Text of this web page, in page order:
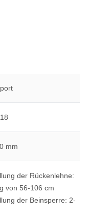
mm
der Rückenlehne:
von 56-106 cm
der Beinsperre: 2-